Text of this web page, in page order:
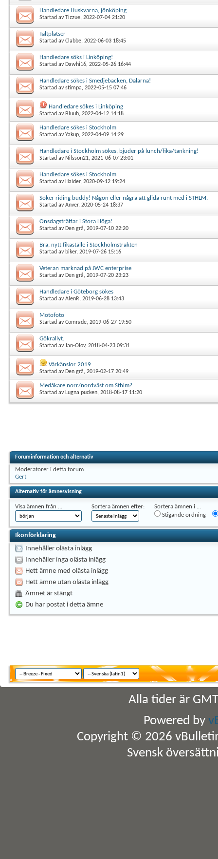
Handledare Huskvarna, jönköping
Startad avTizzue, 2022-07-04 21:20
Tältplatser
Startad avClabbe, 2022-06-03 18:45
Handledare söks i Linköping!
Startad av Dawhi16, 2022-05-26 16:44
Handledare sökes i Smedjebacken, Dalarna!
Startad avstimpa, 2022-05-15 07:46
Handledare sökes i Linköping
Startad av Bluuh, 2022-04-12 14:18
Handledare sökes i Stockholm
Startad avYakup, 2022-04-09 14:29
Handledare i Stockholm sökes, bjuder på lunch/fika/tankning!
Startad av Nilsson21, 2021-06-07 23:01
Handledare sökes i Stockholm
Startad av Haider, 2020-09-12 19:24
Söker riding buddy! Någon eller några att glida runt med i STHLM.
Startad avAnver, 2020-05-24 18:37
Onsdagsträffar i Stora Höga!
Startad av Den grå, 2019-07-10 22:20
Bra, nytt fikaställe i Stockholmstrakten
Startad av biker, 2019-07-26 15:16
Veteran marknad på JWC enterprise
Startad av Den grå, 2019-07-20 23:23
Handledare i Göteborg sökes
Startad avAlenR, 2019-06-28 13:43
Motofoto
Startad avComrade, 2019-06-27 19:50
Gökrallyt.
Startad avJan-Olov, 2018-04-23 09:31
Vårkänslor 2019
Startad av Den grå, 2019-02-17 20:49
Medåkare norr/nordväst om Sthlm?
Startad av Lugna pucken, 2018-08-17 11:20
Foruminformation och alternativ
Moderatorer i detta forum
Gert
Alternativ för ämnesvisning
Visa ämnen från ... Sortera ämnen efter:
Sortera ämnen i ...
Stigande ordning
Ikonförklaring
Innehåller olästa inlägg
Innehåller inga olästa inlägg
Hett ämne med olästa inlägg
Hett ämne utan olästa inlägg
Ämnet är stängt
Du har postat i detta ämne
Alla tider är
Powered by
Copyright © 2026
Svensk